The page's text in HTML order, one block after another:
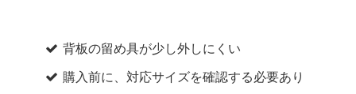
背板の留め具が少し外しにくい
購入前に、対応サイズを確認する必要あり